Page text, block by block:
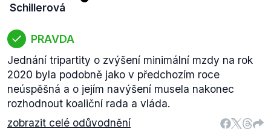
Schillerová
PRAVDA
Jednání tripartity o zvýšení minimální mzdy na rok
2020 byla podobně jako v předchozím roce
neúspěšná a o jejím navýšení musela nakonec
rozhodnout koaliční rada a vláda.
zobrazit celé odůvodnění